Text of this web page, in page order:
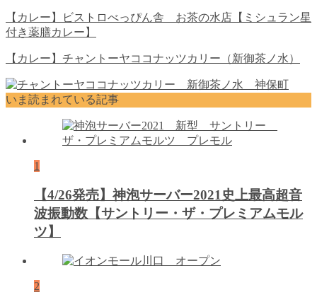
【カレー】ビストロべっぴん舎 お茶の水店【ミシュラン星
付き薬膳カレー】
【カレー】チャントーヤココナッツカリー（新御茶ノ水）
いま読まれている記事
1
【4/26発売】神泡サーバー2021史上最高超音
波振動数【サントリー・ザ・プレミアムモル
ツ】
2